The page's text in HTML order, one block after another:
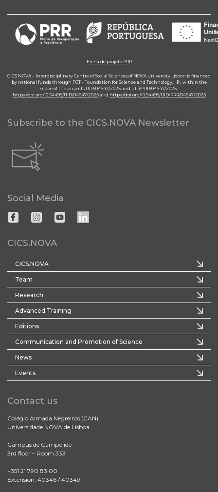
Ficha de projeto PRR
CICS.NOVA – Interdisciplinary Centre of Social Sciences of NOVA University Lisbon is financed
by national funds through FCT - Foundation for Science and Technology, I.P., within the
scope of the projects UID/04647/2025 and UID/PRR/04647/2025.
https://doi.org/10.54499/UID/04647/2025and https://doi.org/10.54499/UID/PRR/04647/2025
Subscribe to the CICS.NOVA Newsletter
Social Media
CICS.NOVA
CICS.NOVA
Team
Research
Advanced Training
Editions
Communication and Promotion of Science
News
Events
Contact us
Colégio Almada Negreiros (CAN)
Universidade NOVA de Lisboa
Campus de Campolide
3rd floor – Room 333
+351 21 790 83 00
Extension: 40346 / 40349